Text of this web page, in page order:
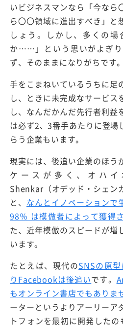
いビジネスマンなら「今なら
ら〇〇領域に進出すべき」と
しょう。しかし、多くの
か……」という思いがよぎり
ず、そのままになりがちです。
手をこまねいているうちに足
し、ときに未完成なサービス
し、なんだかんだ先行者利益
は必ず2、3番手あたりに登場
らう企業もいます。
現実には、後追い企業のほう
ケースが多く、オハイ
Shenkar（オデッド・シェン
と、 なんとイノベーションで
98％ は模倣者によって獲得
た、近年模倣のスピードが増
います。
たとえば、現代のSNSの原
りFacebookは後追いです。
もオンライン書店でもありま
ーターというよりアーリーア
トフォンを最初に開発した